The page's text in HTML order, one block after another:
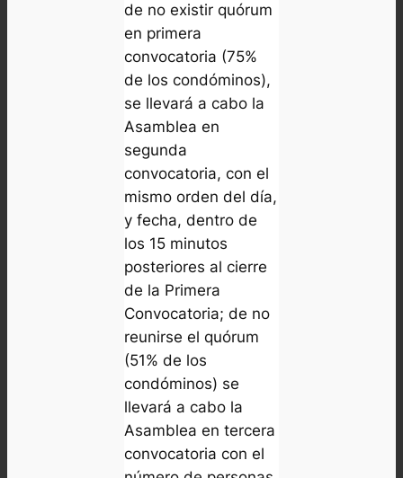
de no existir quórum
en primera
convocatoria (75%
de los condóminos),
se llevará a cabo la
Asamblea en
segunda
convocatoria, con el
mismo orden del día,
y fecha, dentro de
los 15 minutos
posteriores al cierre
de la Primera
Convocatoria; de no
reunirse el quórum
(51% de los
condóminos) se
llevará a cabo la
Asamblea en tercera
convocatoria con el